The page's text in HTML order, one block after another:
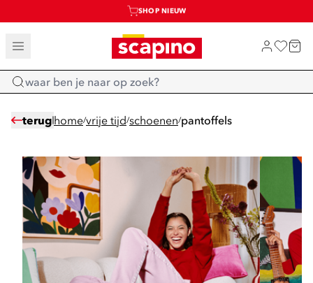
TOT 70% KORTING OP SALE
SALE: LAATSTE KANS!
SHOP NIEUW
Home
terug home/vrije tijd/schoenen/pantoffels